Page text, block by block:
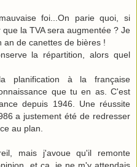
foi...On parie quoi, si
la TVA sera augmentée ? Je
an de canettes de bières !
la répartition, alors quel
planification à la française
que tu en as. C'est
depuis 1946. Une réussite
a justement été de redresser
au plan.
mais j'avoue qu'il remonte